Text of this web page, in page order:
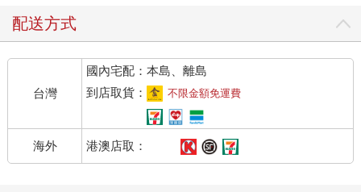
配送方式
台灣
國內宅配：本島、離島
到店取貨：
不限金額免運費
海外 港澳店取：